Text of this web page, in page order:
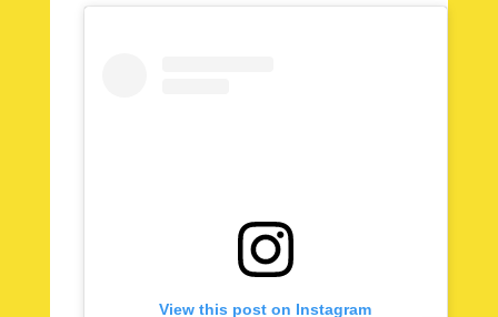
View this post on Instagram